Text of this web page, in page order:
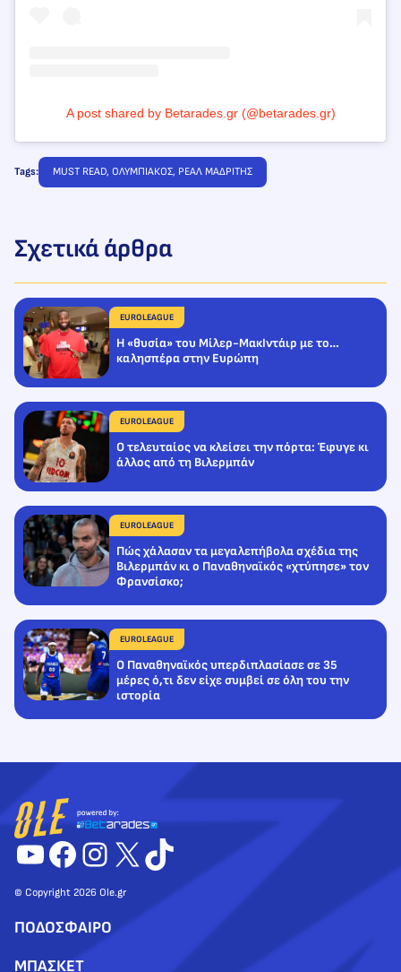
A post shared by Betarades.gr (@betarades.gr)
Tags: MUST READ, ΟΛΥΜΠΙΑΚΟΣ, ΡΕΑΛ ΜΑΔΡΙΤΗΣ
Σχετικά άρθρα
EUROLEAGUE
Η «θυσία» του Μίλερ-ΜακΙντάιρ με το…
καλησπέρα στην Ευρώπη
EUROLEAGUE
Ο τελευταίος να κλείσει την πόρτα: Έφυγε κι
άλλος από τη Βιλερμπάν
EUROLEAGUE
Πώς χάλασαν τα μεγαλεπήβολα σχέδια της
Βιλερμπάν κι ο Παναθηναϊκός «χτύπησε» τον
Φρανσίσκο;
EUROLEAGUE
Ο Παναθηναϊκός υπερδιπλασίασε σε 35
μέρες ό,τι δεν είχε συμβεί σε όλη του την
ιστορία
YouTube
Facebook
Instagram
X TikTok
© Copyright 2026 Ole.gr
ΠΟΔΟΣΦΑΙΡΟ
ΜΠΑΣΚΕΤ